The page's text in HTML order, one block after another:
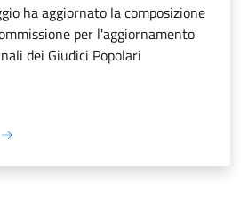
ha aggiornato la composizione
per l'aggiornamento
dei Giudici Popolari